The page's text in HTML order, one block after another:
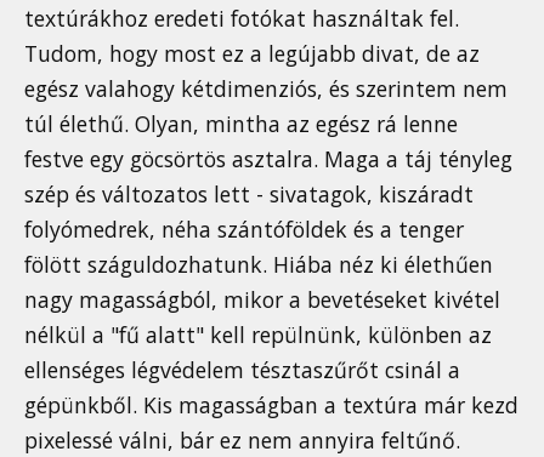
textúrákhoz eredeti fotókat használtak fel.
Tudom, hogy most ez a legújabb divat, de az
egész valahogy kétdimenziós, és szerintem nem
túl élethű. Olyan, mintha az egész rá lenne
festve egy göcsörtös asztalra. Maga a táj tényleg
szép és változatos lett - sivatagok, kiszáradt
folyómedrek, néha szántóföldek és a tenger
fölött száguldozhatunk. Hiába néz ki élethűen
nagy magasságból, mikor a bevetéseket kivétel
nélkül a "fű alatt" kell repülnünk, különben az
ellenséges légvédelem tésztaszűrőt csinál a
gépünkből. Kis magasságban a textúra már kezd
pixelessé válni, bár ez nem annyira feltűnő.